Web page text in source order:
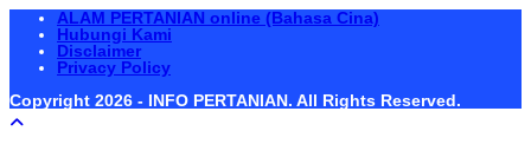
ALAM PERTANIAN online (Bahasa Cina)
Hubungi Kami
Disclaimer
Privacy Policy
Copyright 2026 - INFO PERTANIAN. All Rights Reserved.